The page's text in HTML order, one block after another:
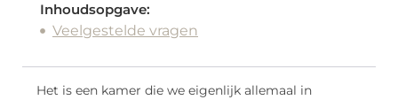
Inhoudsopgave:
Veelgestelde vragen
Het is een kamer die we eigenlijk allemaal in